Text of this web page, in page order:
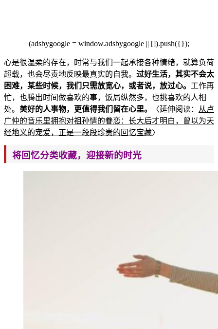
(adsbygoogle = window.adsbygoogle || []).push({});
心是很温柔的存在，时常与我们一起承接各种情绪，就算负荷
超载，也会尽责地反映最真实的自我。 过好生活，其实不会太
困难，某些时候，我们只需放宽心，或者说，放过心。 工作再
忙，也腾出时间做喜欢的事，饭局纵然多，也挑喜欢的人相
处。 美好的人事物，更值得我们留在心里。 〈延伸阅读：
从卢
广仲的音乐里拥抱对祖孙情的眷恋：长大后才明白，曾以为天
经地义的宠爱，正是一段段珍贵的回忆宝藏〉
将回忆分类收藏，迎接新的时光